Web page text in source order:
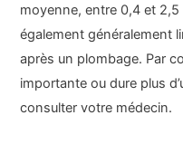
moyenne, entre 0,4 et 2,5
également généralement
après un plombage. Par
importante ou dure plus
consulter votre médecin.